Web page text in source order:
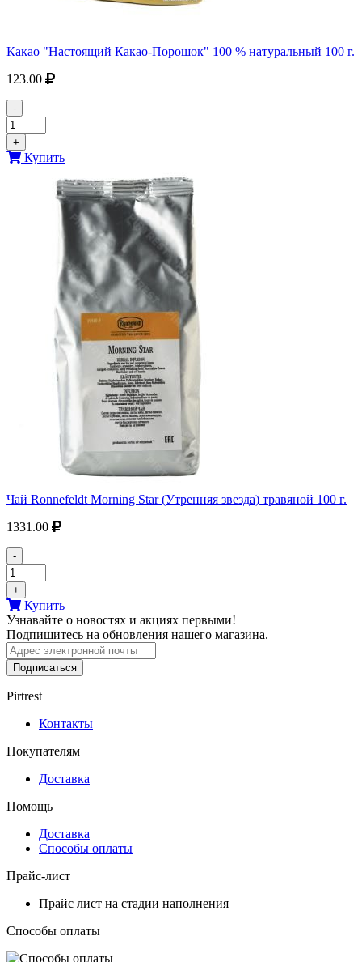
Какао "Настоящий Какао-Порошок" 100 % натуральный 100 г.
123.00
-
+
Купить
Чай Ronnefeldt Morning Star (Утренняя звезда) травяной 100 г.
1331.00
-
+
Купить
Узнавайте о новостях и акциях первыми!
Подпишитесь на обновления нашего магазина.
Подписаться
Pirtrest
Контакты
Покупателям
Доставка
Помощь
Доставка
Способы оплаты
Прайс-лист
Прайс лист на стадии наполнения
Способы оплаты